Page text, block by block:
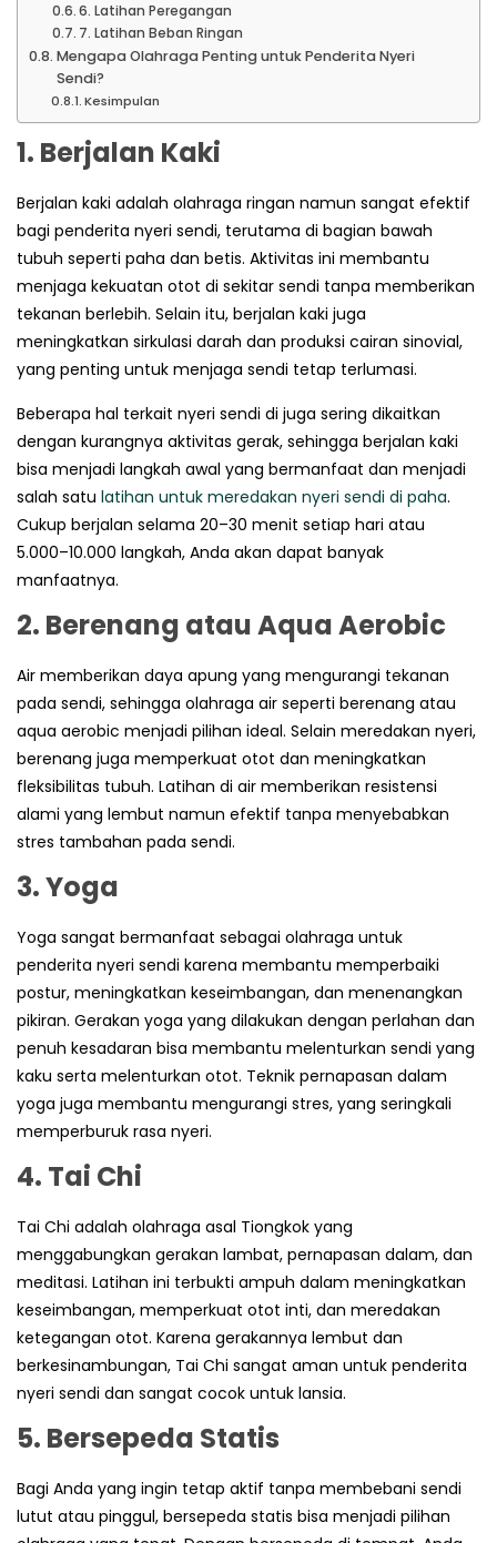
6. Latihan Peregangan
7. Latihan Beban Ringan
Mengapa Olahraga Penting untuk Penderita Nyeri
Sendi?
Kesimpulan
1. Berjalan Kaki
Berjalan kaki adalah olahraga ringan namun sangat efektif
bagi penderita nyeri sendi, terutama di bagian bawah
tubuh seperti paha dan betis. Aktivitas ini membantu
menjaga kekuatan otot di sekitar sendi tanpa memberikan
tekanan berlebih. Selain itu, berjalan kaki juga
meningkatkan sirkulasi darah dan produksi cairan sinovial,
yang penting untuk menjaga sendi tetap terlumasi.
Beberapa hal terkait nyeri sendi di juga sering dikaitkan
dengan kurangnya aktivitas gerak, sehingga berjalan kaki
bisa menjadi langkah awal yang bermanfaat dan menjadi
salah satu latihan untuk meredakan nyeri sendi di paha.
Cukup berjalan selama 20–30 menit setiap hari atau
5.000–10.000 langkah, Anda akan dapat banyak
manfaatnya.
2. Berenang atau Aqua Aerobic
Air memberikan daya apung yang mengurangi tekanan
pada sendi, sehingga olahraga air seperti berenang atau
aqua aerobic menjadi pilihan ideal. Selain meredakan nyeri,
berenang juga memperkuat otot dan meningkatkan
fleksibilitas tubuh. Latihan di air memberikan resistensi
alami yang lembut namun efektif tanpa menyebabkan
stres tambahan pada sendi.
3. Yoga
Yoga sangat bermanfaat sebagai olahraga untuk
penderita nyeri sendi karena membantu memperbaiki
postur, meningkatkan keseimbangan, dan menenangkan
pikiran. Gerakan yoga yang dilakukan dengan perlahan dan
penuh kesadaran bisa membantu melenturkan sendi yang
kaku serta melenturkan otot. Teknik pernapasan dalam
yoga juga membantu mengurangi stres, yang seringkali
memperburuk rasa nyeri.
4. Tai Chi
Tai Chi adalah olahraga asal Tiongkok yang
menggabungkan gerakan lambat, pernapasan dalam, dan
meditasi. Latihan ini terbukti ampuh dalam meningkatkan
keseimbangan, memperkuat otot inti, dan meredakan
ketegangan otot. Karena gerakannya lembut dan
berkesinambungan, Tai Chi sangat aman untuk penderita
nyeri sendi dan sangat cocok untuk lansia.
5. Bersepeda Statis
Bagi Anda yang ingin tetap aktif tanpa membebani sendi
lutut atau pinggul, bersepeda statis bisa menjadi pilihan